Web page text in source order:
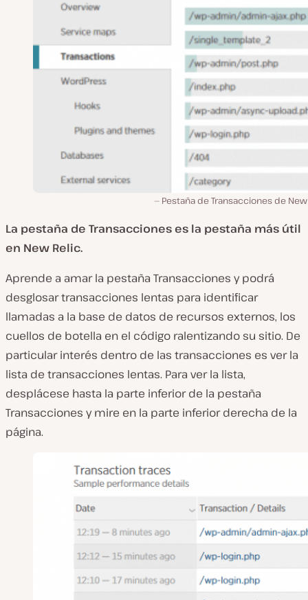
Pestaña de Transacciones de
La pestaña de Transacciones es la pestaña más útil
en New Relic.
Aprende a amar la pestaña Transacciones y podrá
desglosar transacciones lentas para identificar
llamadas a la base de datos de recursos externos, los
cuellos de botella en el código ralentizando su sitio. De
particular interés dentro de las transacciones es ver la
lista de transacciones lentas. Para ver la lista,
desplácese hasta la parte inferior de la pestaña
Transacciones y mire en la parte inferior derecha de la
página.